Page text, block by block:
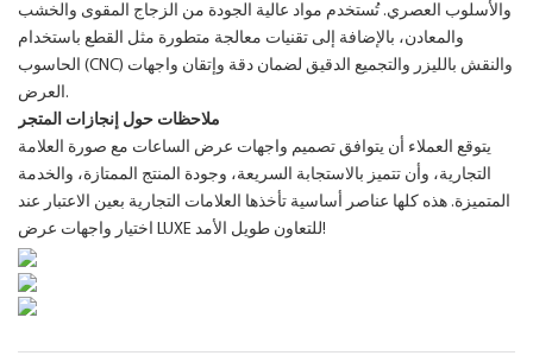
والأسلوب العصري. تُستخدم مواد عالية الجودة من الزجاج المقوى والخشب
والمعادن، بالإضافة إلى تقنيات معالجة متطورة مثل القطع باستخدام
الحاسوب (CNC) والنقش بالليزر والتجميع الدقيق لضمان دقة وإتقان واجهات
العرض.
ملاحظات حول إنجازات المتجر
يتوقع العملاء أن يتوافق تصميم واجهات عرض الساعات مع صورة العلامة
التجارية، وأن تتميز بالاستجابة السريعة، وجودة المنتج الممتازة، والخدمة
المتميزة. هذه كلها عناصر أساسية تأخذها العلامات التجارية بعين الاعتبار عند
اختيار واجهات عرض LUXE للتعاون طويل الأمد!